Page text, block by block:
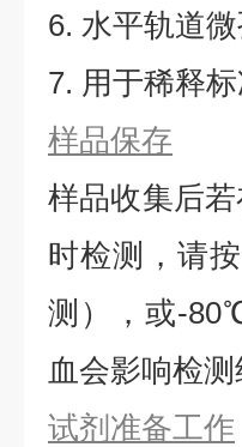
6. 水平轨道
7. 用于稀释标
样品保存
样品收集后
时检测，请
测），或-
血会影响检
试剂准备工作